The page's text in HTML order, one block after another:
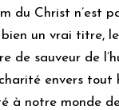
du Christ n’est
un vrai titre,
de sauveur de
envers tout
à notre monde